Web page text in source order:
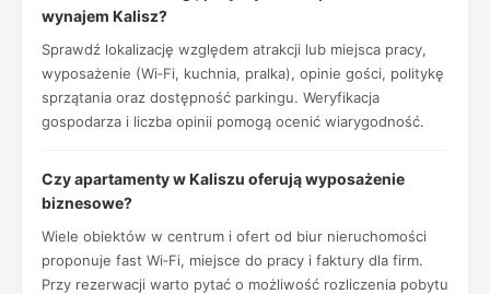
wynajem Kalisz?
Sprawdź lokalizację względem atrakcji lub miejsca pracy,
wyposażenie (Wi‑Fi, kuchnia, pralka), opinie gości, politykę
sprzątania oraz dostępność parkingu. Weryfikacja
gospodarza i liczba opinii pomogą ocenić wiarygodność.
Czy apartamenty w Kaliszu oferują wyposażenie
biznesowe?
Wiele obiektów w centrum i ofert od biur nieruchomości
proponuje fast Wi‑Fi, miejsce do pracy i faktury dla firm.
Przy rezerwacji warto pytać o możliwość rozliczenia pobytu